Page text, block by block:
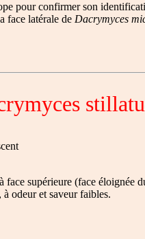
pour confirmer son
face latérale de Dacrymyces
supérieure (face éloignée
odeur et saveur faibles.